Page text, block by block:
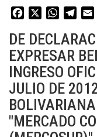
EXTERIORES
DE
LA
REPUBLICA
ARGENTINA
Y
DE
LA
REPUBLICA
ISLAMICA
DE
LEY.
7019-
D-
2012.
RENTA
FINANCIERA:
LIMITE
A
LAS
Facebook WhatsApp
DE
EXPRESAR
INGRESO
JULIO DE
"MERCADO